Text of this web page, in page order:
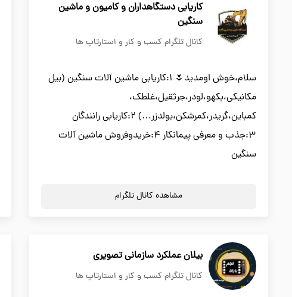
کاریابی دستگاهداران و کامیون و ماشین
سنگین
کانال تلگرام کسب و کار و استارتاپ ها
سلام،خوش اومدید🌷 1:کاریابی ماشین آلات سنگین (بیل
مکانیکی،بکهو،لودر،جرثقیل،غلطک،
کمباین،گریدر،کمرشکن،بولدزر…) 2:کاریابی رانندگان
3:جذب و معرفی پیمانکار 4:خریدوفروش ماشین آلات
سنگین
مشاهده کانال تلگرام
بیلان عملکرد سازمانی تصویری
کانال تلگرام کسب و کار و استارتاپ ها